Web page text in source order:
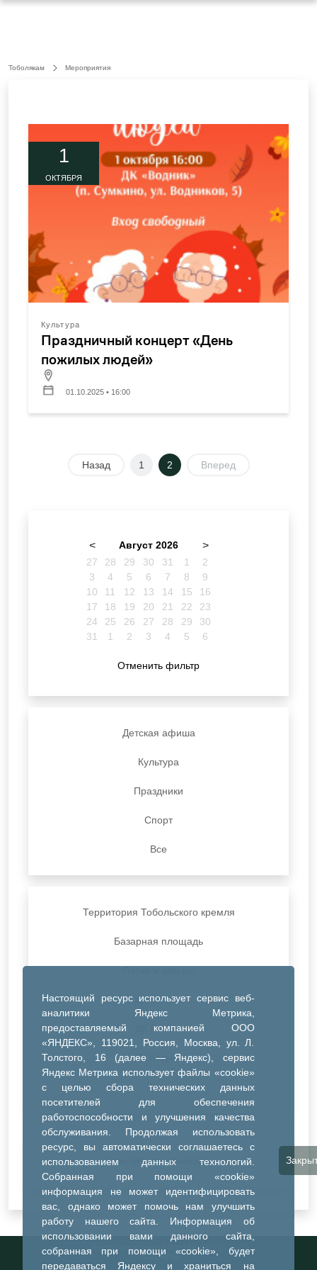
Настоящий ресурс использует сервис веб-
аналитики Яндекс Метрика,
предоставляемый компанией ООО
«ЯНДЕКС», 119021, Россия, Москва, ул. Л.
Толстого, 16 (далее — Яндекс), сервис
Яндекс Метрика использует файлы «cookie»
с целью сбора технических данных
посетителей для обеспечения
работоспособности и улучшения качества
обслуживания. Продолжая использовать
ресурс, вы автоматически соглашаетесь с
использованием данных технологий.
Собранная при помощи «cookie»
информация не может идентифицировать
вас, однако может помочь нам улучшить
работу нашего сайта. Информация об
использовании вами данного сайта,
собранная при помощи «cookie», будет
передаваться Яндексу и храниться на
Тоболякам Мероприятия
1
ОКТЯБРЯ
Культура
Праздничный концерт «День
пожилых людей»
01.10.2025 • 16:00
Назад 1 2 Вперед
< Август 2026 >
27 28 29 30 31 1
2
3
4 5 6 7 8
9
10
11 12 13 14 15
16
17
18 19 20 21 22
23
24
25 26 27 28 29
30
31
1 2 3 4 5 6
Отменить фильтр
Детская афиша
Культура
Праздники
Спорт
Все
Территория Тобольского кремля
Базарная площадь
ДК Синтез
ДК Речник
ДК Водник
Иное
Очистить все фильтры
Информационный портал города
Тобольска